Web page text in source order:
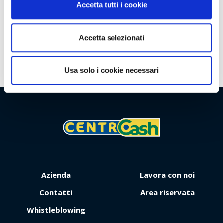
Accetta tutti i cookie
Accetta selezionati
Usa solo i cookie necessari
Iniziative commerciali
Territorio
Azienda
Lavora con noi
Contatti
Area riservata
Whistleblowing